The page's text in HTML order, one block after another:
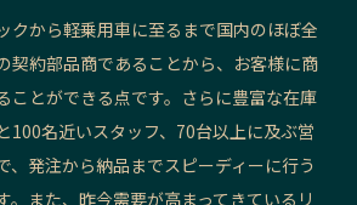
クから軽乗用車に至るまで国内のほぼ全
契約部品商であることから、お客様に商
ことができる点です。さらに豊富な在庫
100名近いスタッフ、70台以上に及ぶ営
発注から納品までスピーディーに行う
。また、昨今需要が高まってきているリ